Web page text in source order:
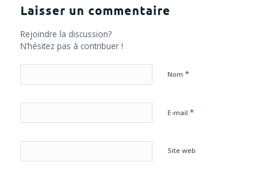
Laisser un commentaire
Rejoindre la discussion?
N’hésitez pas à contribuer !
Nom *
E-mail *
Site web